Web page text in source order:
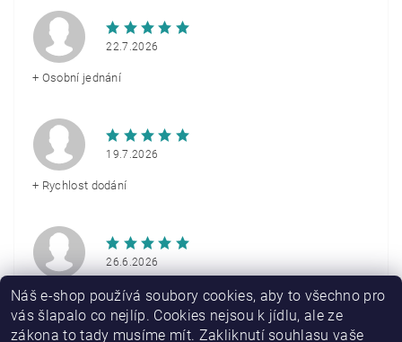
22.7.2026
+ Osobní jednání
19.7.2026
+ Rychlost dodání
26.6.2026
+ Rychlé doručení
Náš e-shop používá soubory cookies, aby to všechno pro
vás šlapalo co nejlíp. Cookies nejsou k jídlu, ale ze
zákona to tady musíme mít. Zakliknutí souhlasu vaše